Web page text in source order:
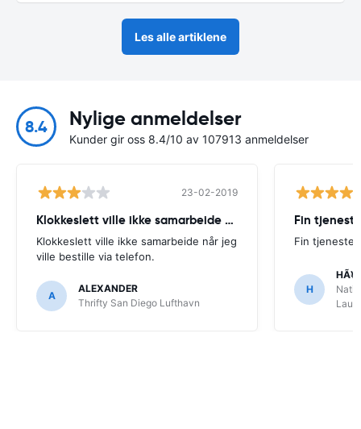
Les alle artiklene
8.4 Nylige anmeldelser
Kunder gir oss 8.4/10 av 107913 anmeldelser
23-02-2019
Klokkeslett ville ikke samarbeide når
Klokkeslett ville ikke samarbeide når jeg
ville bestille via telefon.
A
ALEXANDER
Thrifty San Diego Lufthavn
Fin
Fin tjeneste
H